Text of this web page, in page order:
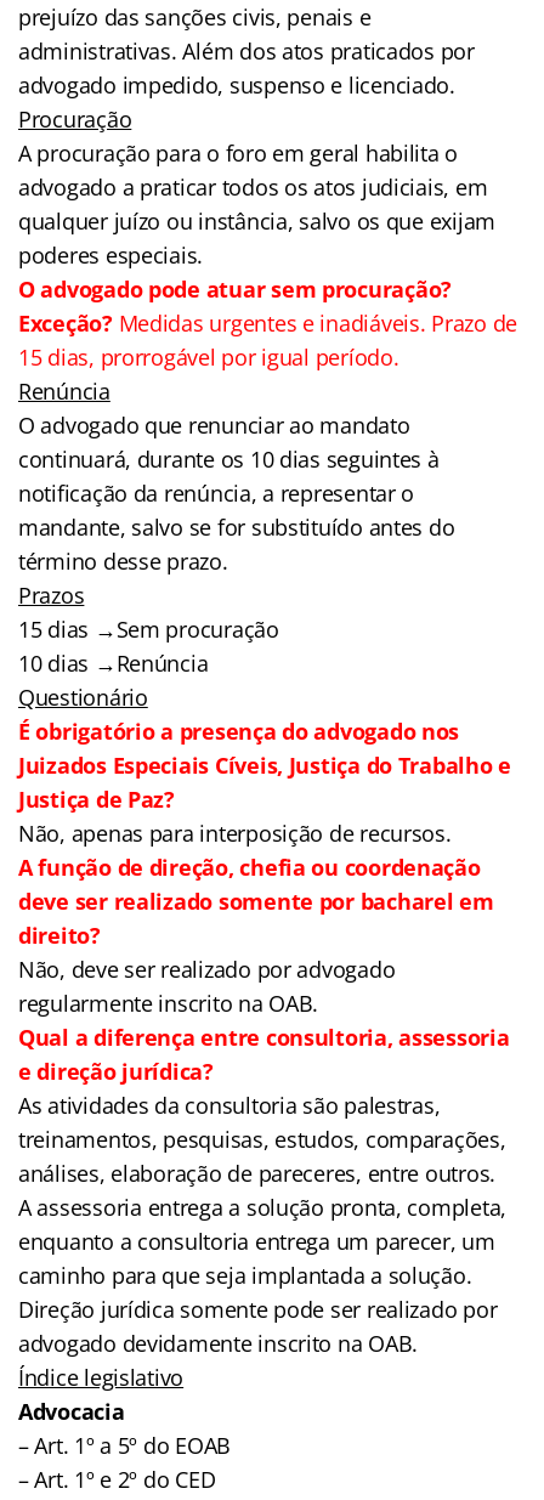
prejuízo das sanções civis, penais e
administrativas. Além dos atos praticados por
advogado impedido, suspenso e licenciado.
Procuração
A procuração para o foro em geral habilita o
advogado a praticar todos os atos judiciais, em
qualquer juízo ou instância, salvo os que exijam
poderes especiais.
O advogado pode atuar sem procuração?
Exceção? Medidas urgentes e inadiáveis. Prazo de
15 dias, prorrogável por igual período.
Renúncia
O advogado que renunciar ao mandato
continuará, durante os 10 dias seguintes à
notificação da renúncia, a representar o
mandante, salvo se for substituído antes do
término desse prazo.
Prazos
15 dias →Sem procuração
10 dias →Renúncia
Questionário
É obrigatório a presença do advogado nos
Juizados Especiais Cíveis, Justiça do Trabalho e
Justiça de Paz?
Não, apenas para interposição de recursos.
A função de direção, chefia ou coordenação
deve ser realizado somente por bacharel em
direito?
Não, deve ser realizado por advogado
regularmente inscrito na OAB.
Qual a diferença entre consultoria, assessoria
e direção jurídica?
As atividades da consultoria são palestras,
treinamentos, pesquisas, estudos, comparações,
análises, elaboração de pareceres, entre outros.
A assessoria entrega a solução pronta, completa,
enquanto a consultoria entrega um parecer, um
caminho para que seja implantada a solução.
Direção jurídica somente pode ser realizado por
advogado devidamente inscrito na OAB.
Índice legislativo
Advocacia
– Art. 1º a 5º do EOAB
– Art. 1º e 2º do CED